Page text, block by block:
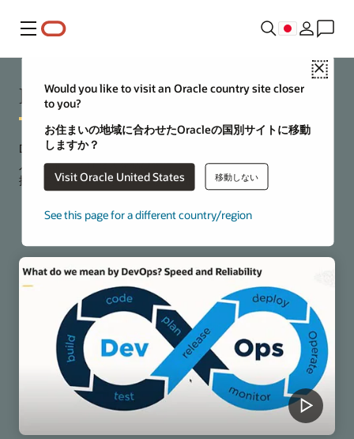
メニュー
Close
Would you like to visit an Oracle country site closer
to you?
お住まいの地域に合わせたOracleの国別サイトに移動
しますか？
Visit Oracle United States 移動しない
See this page for a different country/region
DevOpsとは
DevOpsは、開発(Dev)と操作(Ops)の2つの関数の組合せです。
人、製品、プロセスを結び付けて、アプリケーションの開発と
提供の速度を向上させることを目的としています。
DevOpsについて詳しく読む